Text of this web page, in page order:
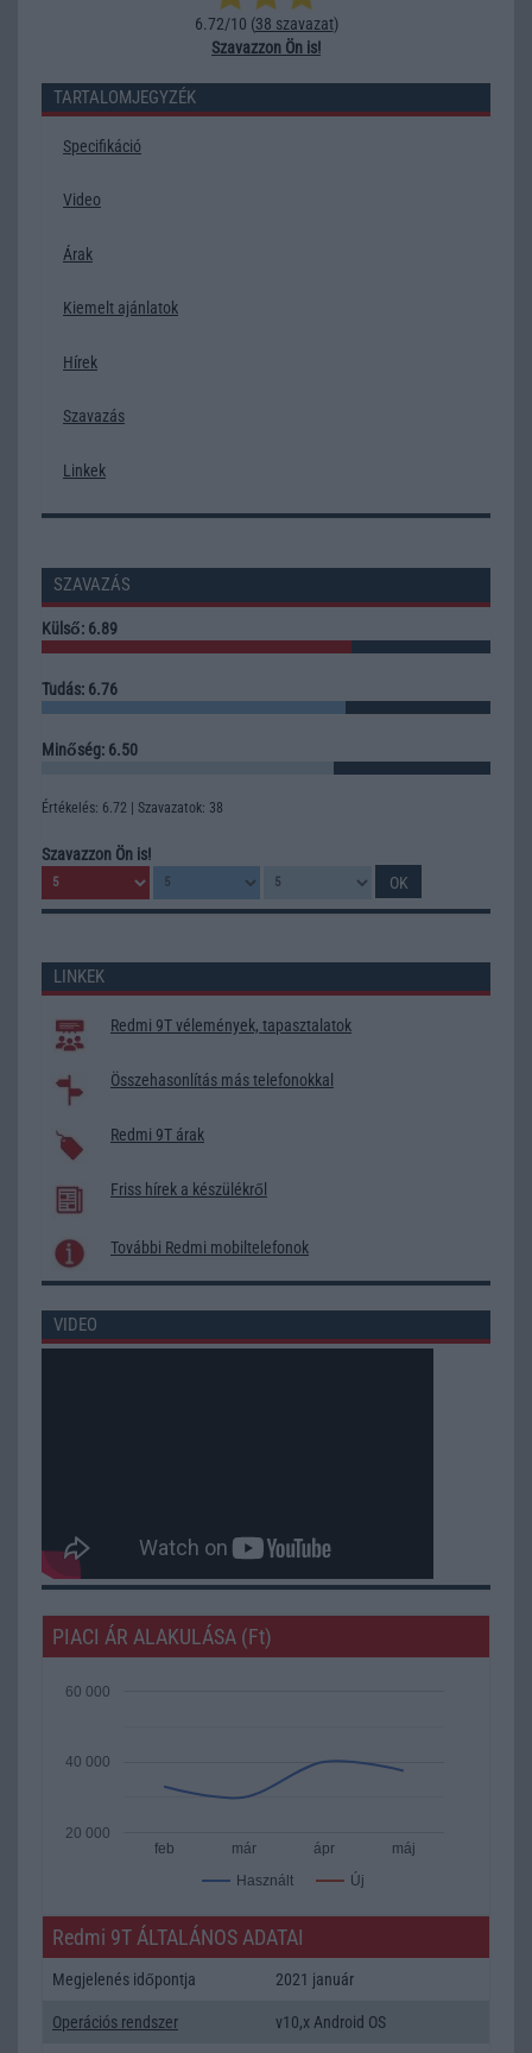
6.72/10 (38 szavazat)
Szavazzon Ön is!
TARTALOMJEGYZÉK
Specifikáció
Video
Árak
Kiemelt ajánlatok
Hírek
Szavazás
Linkek
SZAVAZÁS
Külső: 6.89
Tudás: 6.76
Minőség: 6.50
Értékelés: 6.72 | Szavazatok: 38
Szavazzon Ön is!
LINKEK
Redmi 9T vélemények, tapasztalatok
Összehasonlítás más telefonokkal
Redmi 9T árak
Friss hírek a készülékről
További Redmi mobiltelefonok
VIDEO
PIACI ÁR ALAKULÁSA (Ft)
Használt Új
feb már ápr máj
20 000
40 000
60 000
Redmi 9T ÁLTALÁNOS ADATAI
Megjelenés időpontja 2021 január
Operációs rendszer v10,x Android OS